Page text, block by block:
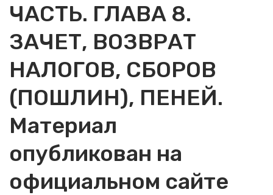
ЧАСТЬ. ГЛАВА 8.
ЗАЧЕТ, ВОЗВРАТ
НАЛОГОВ, СБОРОВ
(ПОШЛИН), ПЕНЕЙ.
Материал
опубликован на
официальном сайте